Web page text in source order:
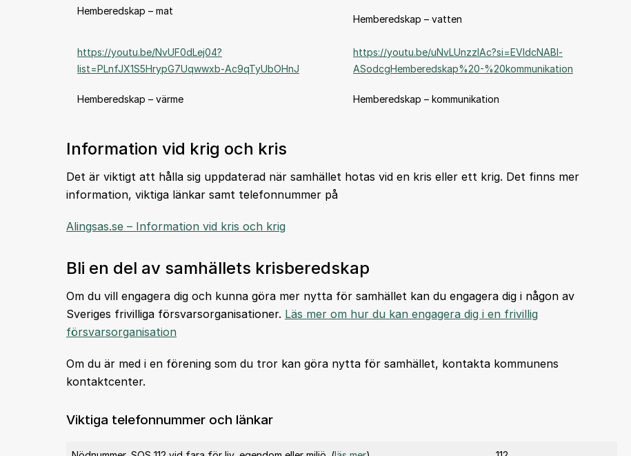
Hemberedskap – mat
Hemberedskap – vatten
https://youtu.be/NvUF0dLej04?
list=PLnfJX1S5HrypG7Uqwwxb-Ac9qTyUbOHnJ
Hemberedskap – värme
https://youtu.be/uNvLUnzzIAc?si=EVIdcNABl-
ASodcgHemberedskap%20-%20kommunikation
Hemberedskap – kommunikation
Information vid krig och kris
Det är viktigt att hålla sig uppdaterad när samhället hotas vid en kris eller ett krig. Det finns mer
information, viktiga länkar samt telefonnummer på
Alingsas.se – Information vid kris och krig
Bli en del av samhällets krisberedskap
Om du vill engagera dig och kunna göra mer nytta för samhället kan du engagera dig i någon av
Sveriges frivilliga försvarsorganisationer. Läs mer om hur du kan engagera dig i en frivillig
försvarsorganisation
Om du är med i en förening som du tror kan göra nytta för samhället, kontakta kommunens
kontaktcenter.
Viktiga telefonnummer och länkar